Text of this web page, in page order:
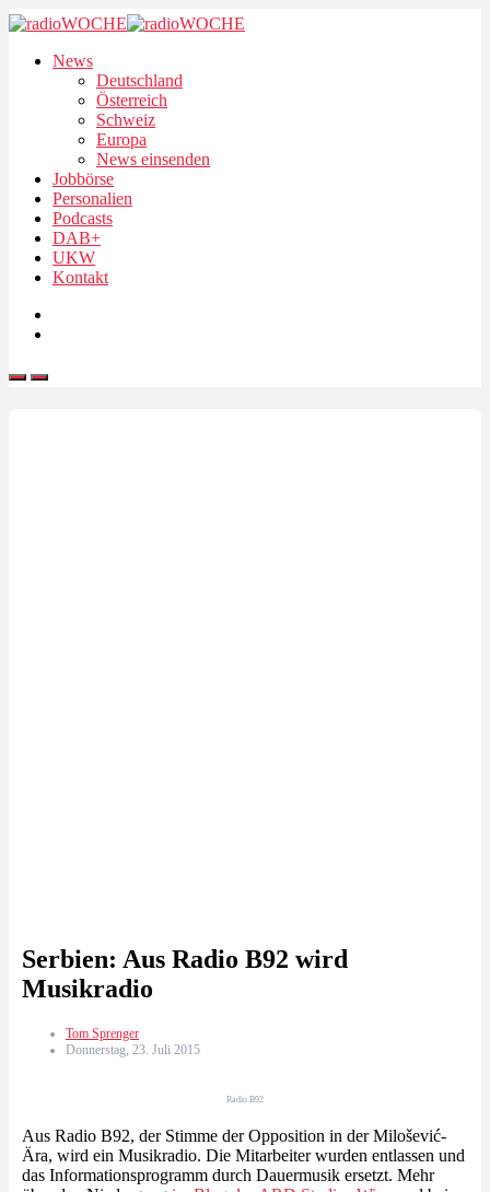
News
Deutschland
Österreich
Schweiz
Europa
News einsenden
Jobbörse
Personalien
Podcasts
DAB+
UKW
Kontakt
Serbien: Aus Radio B92 wird
Musikradio
Tom Sprenger
Donnerstag, 23. Juli 2015
Radio B92
Aus Radio B92, der Stimme der Opposition in der Milošević-
Ära, wird ein Musikradio. Die Mitarbeiter wurden entlassen und
das Informationsprogramm durch Dauermusik ersetzt. Mehr